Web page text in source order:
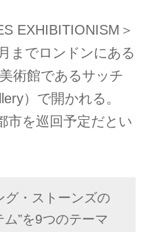
EXHIBITIONISM＞
までロンドンにある
術館であるサッチ
）で開かれる。
市を巡回予定だとい
グ・ストーンズの
”を9つのテーマ